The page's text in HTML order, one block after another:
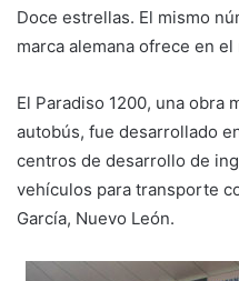
Doce estrellas. El mismo
marca alemana ofrece en el
El Paradiso 1200, una obra
autobús, fue desarrollado
centros de desarrollo de
vehículos para transporte
García, Nuevo León.